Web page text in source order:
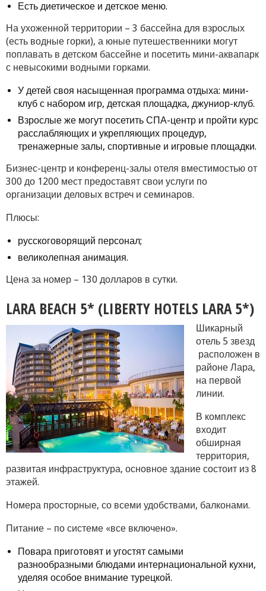
Есть диетическое и детское меню.
На ухоженной территории – 3 бассейна для взрослых
(есть водные горки), а юные путешественники могут
поплавать в детском бассейне и посетить мини-аквапарк
с невысокими водными горками.
У детей своя насыщенная программа отдыха: мини-
клуб с набором игр, детская площадка, джуниор-клуб.
Взрослые же могут посетить СПА-центр и пройти курс
расслабляющих и укрепляющих процедур,
тренажерные залы, спортивные и игровые площадки.
Бизнес-центр и конференц-залы отеля вместимостью от
300 до 1200 мест предоставят свои услуги по
организации деловых встреч и семинаров.
Плюсы:
русскоговорящий персонал;
великолепная анимация.
Цена за номер – 130 долларов в сутки.
LARA BEACH 5* (LIBERTY HOTELS LARA 5*)
Шикарный
отель 5 звезд
расположен в
районе Лара,
на первой
линии.
В комплекс
входит
обширная
территория,
развитая инфраструктура, основное здание состоит из 8
этажей.
Номера просторные, со всеми удобствами, балконами.
Питание – по системе «все включено».
Повара приготовят и угостят самыми
разнообразными блюдами интернациональной кухни,
уделяя особое внимание турецкой.